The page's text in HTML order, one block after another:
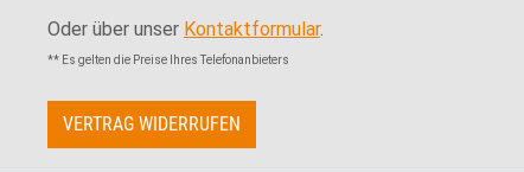
Oder über unser Kontaktformular.
** Es gelten die Preise Ihres Telefonanbieters
VERTRAG WIDERRUFEN